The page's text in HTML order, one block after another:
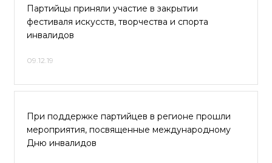
Партийцы приняли участие в закрытии
фестиваля искусств, творчества и спорта
инвалидов
09.12.19
При поддержке партийцев в регионе прошли
мероприятия, посвященные международному
Дню инвалидов